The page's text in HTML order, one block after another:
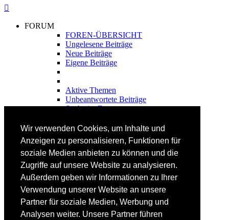
Wir verwenden Cookies, um Inhalte und
Anzeigen zu personalisieren, Funktionen für
soziale Medien anbieten zu können und die
Zugriffe auf unsere Website zu analysieren.
Außerdem geben wir Informationen zu Ihrer
Verwendung unserer Website an unsere
Partner für soziale Medien, Werbung und
Analysen weiter. Unsere Partner führen
FORUM
FOREN-ÜBERSICHT
Ungelesene Beiträge
Neue Beiträge
Eigene Beiträge
Aktive Themen
Unbeantwortete Beiträge
Suche im Forum
FAHRTECHNIK
Fortgeschrittene
Lehrplan
Videoanalyse
SKI
SKITEST
Ski-FAQ
Tipps Ski-Kauf